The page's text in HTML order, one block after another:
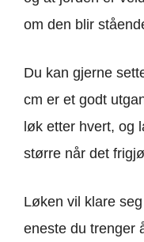
om den blir
Du kan gjerne
cm er et godt
løk etter hvert, og
større når det
Løken vil klare
eneste du trenger